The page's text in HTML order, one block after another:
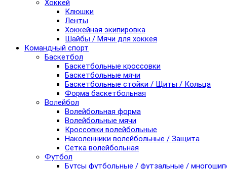
Хоккей
Клюшки
Ленты
Хоккейная экипировка
Шайбы / Мячи для хоккея
Командный спорт
Баскетбол
Баскетбольные кроссовки
Баскетбольные мячи
Баскетбольные стойки / Щиты / Кольца
Форма баскетбольная
Волейбол
Волейбольная форма
Волейбольные мячи
Кроссовки волейбольные
Наколенники волейбольные / Защита
Сетка волейбольная
Футбол
Бутсы футбольные / футзальные /